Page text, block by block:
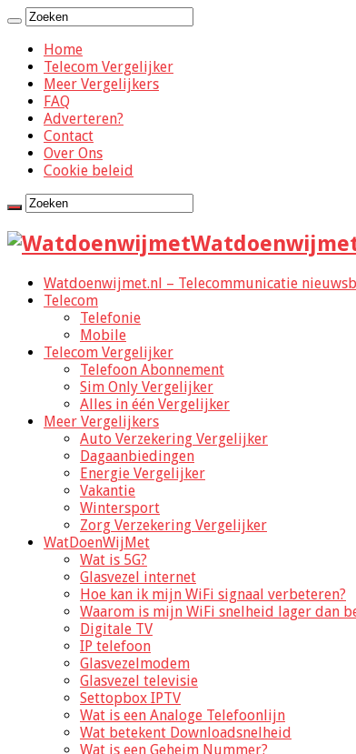
Home
Telecom Vergelijker
Meer Vergelijkers
FAQ
Adverteren?
Contact
Over Ons
Cookie beleid
Watdoenwijmet.nl – Telecommunicatie
Telecom
Telefonie
Mobile
Telecom Vergelijker
Telefoon Abonnement
Sim Only Vergelijker
Alles in één Vergelijker
Meer Vergelijkers
Auto Verzekering Vergelijker
Dagaanbiedingen
Energie Vergelijker
Vakantie
Wintersport
Zorg Verzekering Vergelijker
WatDoenWijMet
Wat is 5G?
Glasvezel internet
Hoe kan ik mijn WiFi signaal verbeteren?
Waarom is mijn WiFi snelheid lager dan
Digitale TV
IP telefoon
Glasvezelmodem
Glasvezel televisie
Settopbox IPTV
Wat is een Analoge Telefoonlijn
Wat betekent Downloadsnelheid
Wat is een Geheim Nummer?